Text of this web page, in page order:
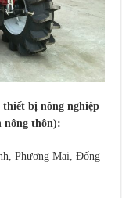
bị nông nghiệp
nông thôn):
Phương Mai, Đống